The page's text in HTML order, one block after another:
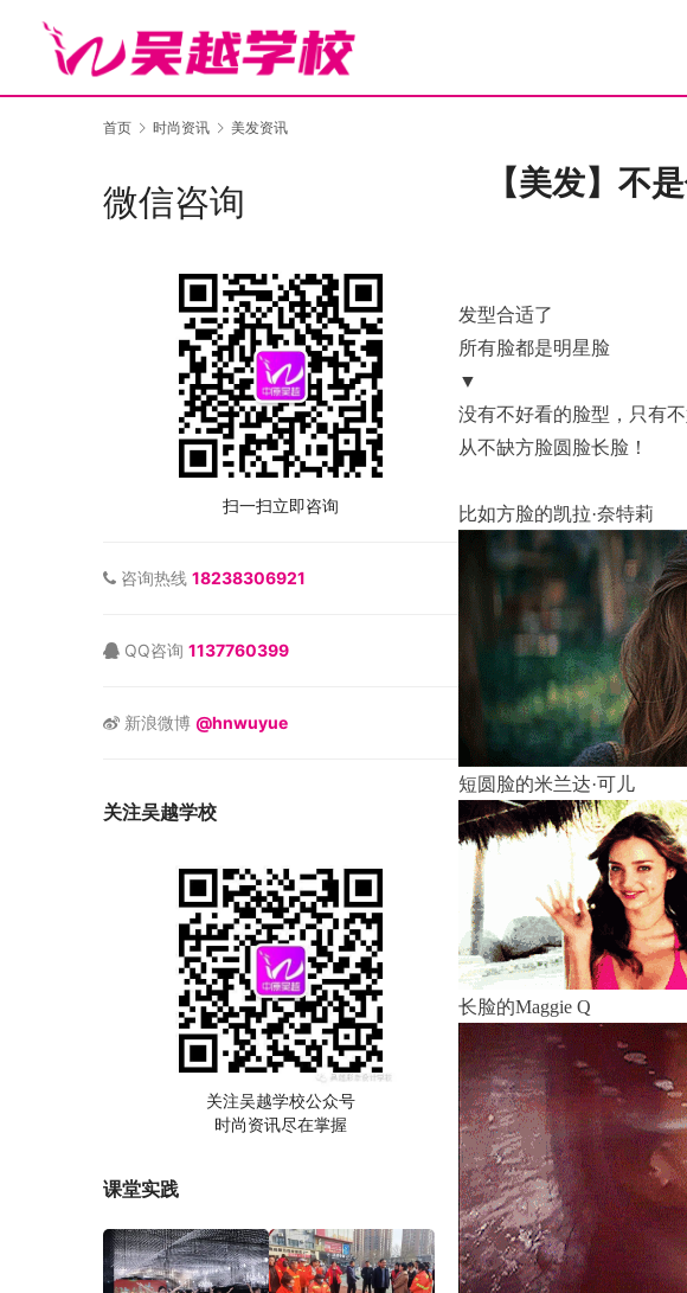
首页 时尚资讯 美发资讯
【美发】不
发型合适了
所有脸都是明星脸
▼
没有不好看的脸型，只有
从不缺方脸圆脸长脸！
比如方脸的凯拉·奈特莉
短圆脸的米兰达·可儿
长脸的Maggie Q
微信咨询
扫一扫立即咨询
咨询热线 18238306921
QQ咨询 1137760399
新浪微博 @hnwuyue
关注吴越学校
关注吴越学校公众号
时尚资讯尽在掌握
课堂实践